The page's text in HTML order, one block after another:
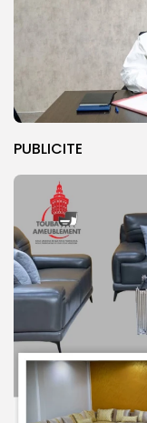
PUBLICITE